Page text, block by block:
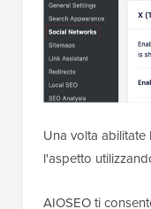
Una volta
l'aspetto
AIOSEO ti